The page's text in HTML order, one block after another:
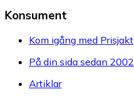
Konsument
Kom igång med Prisjakt
På din sida sedan 2002
Artiklar